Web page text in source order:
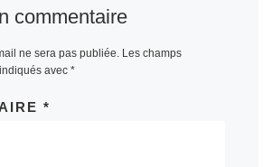
commentaire
ne sera pas publiée. Les champs
avec *
*